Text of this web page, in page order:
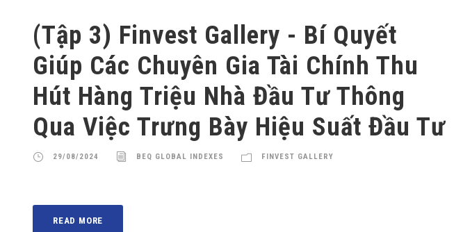
(Tập 3) Finvest Gallery - Bí Quyết
Giúp Các Chuyên Gia Tài Chính Thu
Hút Hàng Triệu Nhà Đầu Tư Thông
Qua Việc Trưng Bày Hiệu Suất Đầu Tư
29/08/2024 BEQ GLOBAL INDEXES FINVEST GALLERY
READ MORE